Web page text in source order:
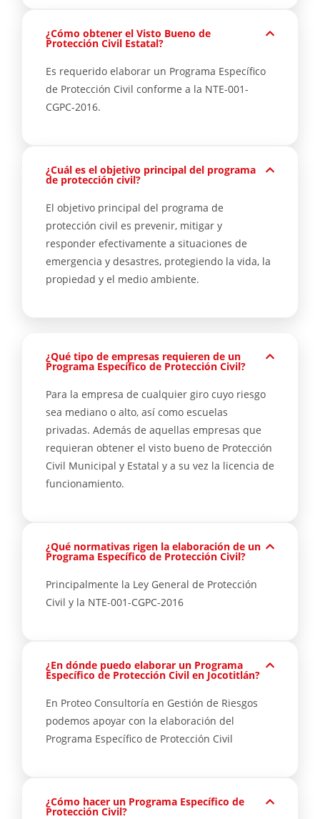
¿Cómo obtener el Visto Bueno de
Protección Civil Estatal?
Es requerido elaborar un Programa Específico
de Protección Civil conforme a la NTE-001-
CGPC-2016.
¿Cuál es el objetivo principal del programa
de protección civil?
El objetivo principal del programa de
protección civil es prevenir, mitigar y
responder efectivamente a situaciones de
emergencia y desastres, protegiendo la vida, la
propiedad y el medio ambiente.
¿Qué tipo de empresas requieren de un
Programa Específico de Protección Civil?
Para la empresa de cualquier giro cuyo riesgo
sea mediano o alto, así como escuelas
privadas. Además de aquellas empresas que
requieran obtener el visto bueno de Protección
Civil Municipal y Estatal y a su vez la licencia de
funcionamiento.
¿Qué normativas rigen la elaboración de un
Programa Específico de Protección Civil?
Principalmente la Ley General de Protección
Civil y la NTE-001-CGPC-2016
¿En dónde puedo elaborar un Programa
Específico de Protección Civil en Jocotitlán?
En Proteo Consultoría en Gestión de Riesgos
podemos apoyar con la elaboración del
Programa Específico de Protección Civil
¿Cómo hacer un Programa Específico de
Protección Civil?